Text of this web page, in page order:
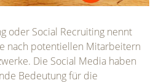
oder Social Recruiting nennt
nach potentiellen Mitarbeitern
Die Social Media haben
Bedeutung für die